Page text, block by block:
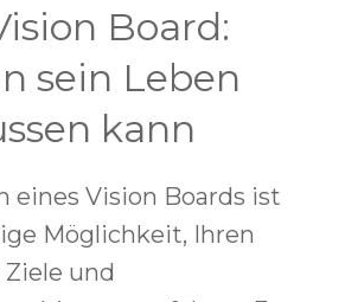
Board:
sein Leben
kann
eines Vision Boards ist
Möglichkeit, Ihren
und